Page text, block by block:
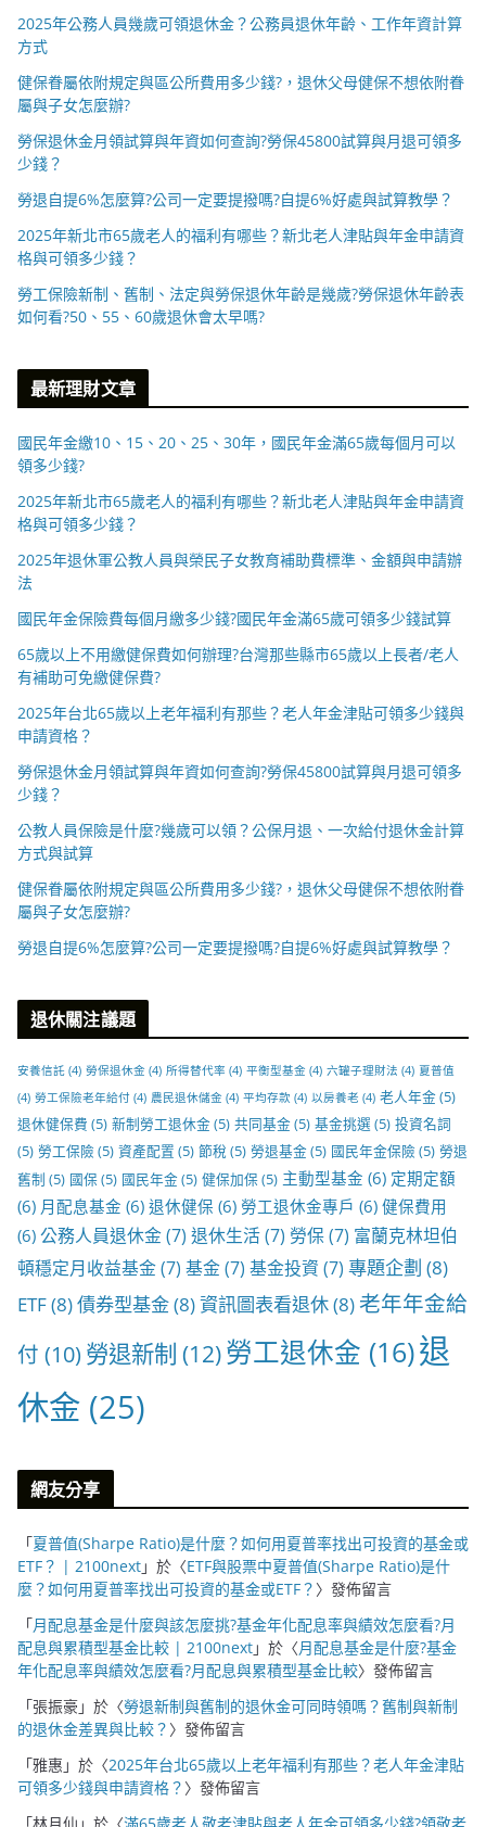
2025年公務人員幾歲可領退休金？公務員退休年齡、工作年資計算
方式
健保眷屬依附規定與區公所費用多少錢?，退休父母健保不想依附眷
屬與子女怎麼辦?
勞保退休金月領試算與年資如何查詢?勞保45800試算與月退可領多
少錢？
勞退自提6%怎麼算?公司一定要提撥嗎?自提6%好處與試算教學？
2025年新北市65歲老人的福利有哪些？新北老人津貼與年金申請資
格與可領多少錢？
勞工保險新制、舊制、法定與勞保退休年齡是幾歲?勞保退休年齡表
如何看?50、55、60歲退休會太早嗎?
最新理財文章
國民年金繳10、15、20、25、30年，國民年金滿65歲每個月可以
領多少錢?
2025年新北市65歲老人的福利有哪些？新北老人津貼與年金申請資
格與可領多少錢？
2025年退休軍公教人員與榮民子女教育補助費標準、金額與申請辦
法
國民年金保險費每個月繳多少錢?國民年金滿65歲可領多少錢試算
65歲以上不用繳健保費如何辦理?台灣那些縣市65歲以上長者/老人
有補助可免繳健保費?
2025年台北65歲以上老年福利有那些？老人年金津貼可領多少錢與
申請資格？
勞保退休金月領試算與年資如何查詢?勞保45800試算與月退可領多
少錢？
公教人員保險是什麼?幾歲可以領？公保月退、一次給付退休金計算
方式與試算
健保眷屬依附規定與區公所費用多少錢?，退休父母健保不想依附眷
屬與子女怎麼辦?
勞退自提6%怎麼算?公司一定要提撥嗎?自提6%好處與試算教學？
退休關注議題
安養信託 (4) 勞保退休金 (4) 所得替代率 (4) 平衡型基金 (4) 六罐子理財法 (4) 夏普值
(4) 勞工保險老年給付 (4) 農民退休儲金 (4) 平均存款 (4) 以房養老 (4) 老人年金(5)
退休健保費 (5) 新制勞工退休金(5) 共同基金(5) 基金挑選 (5) 投資名詞
(5) 勞工保險 (5) 資產配置 (5) 節稅 (5) 勞退基金(5) 國民年金保險 (5) 勞退
舊制 (5) 國保(5) 國民年金(5) 健保加保(5) 主動型基金 (6) 定期定額
(6) 月配息基金 (6) 退休健保 (6) 勞工退休金專戶 (6) 健保費用
(6) 公務人員退休金(7) 退休生活(7) 勞保(7) 富蘭克林坦伯
頓穩定月收益基金(7) 基金(7) 基金投資 (7) 專題企劃 (8)
ETF(8)債券型基金(8)資訊圖表看退休(8)老年年金給
付 (10) 勞退新制 (12)勞工退休金 (16)退
休金 (25)
網友分享
「夏普值(Sharpe Ratio)是什麼？如何用夏普率找出可投資的基金或
ETF？ | 2100next」於〈ETF與股票中夏普值(Sharpe Ratio)是什
麼？如何用夏普率找出可投資的基金或ETF？ 〉發佈留言
「月配息基金是什麼與該怎麼挑?基金年化配息率與績效怎麼看?月
配息與累積型基金比較 | 2100next」於〈月配息基金是什麼?基金
年化配息率與績效怎麼看?月配息與累積型基金比較〉發佈留言
「張振豪」於〈勞退新制與舊制的退休金可同時領嗎？舊制與新制
的退休金差異與比較？ 〉發佈留言
「雅惠 」於〈2025年台北65歲以上老年福利有那些？老人年金津貼
可領多少錢與申請資格？ 〉發佈留言